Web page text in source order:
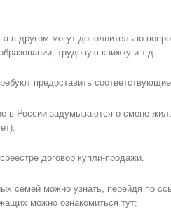
в другом могут дополнительно
трудовую книжку и т.д.
предоставить
в России задумываются о смене
договор купли-продажи.
семей можно узнать, перейдя по
можно ознакомиться тут: